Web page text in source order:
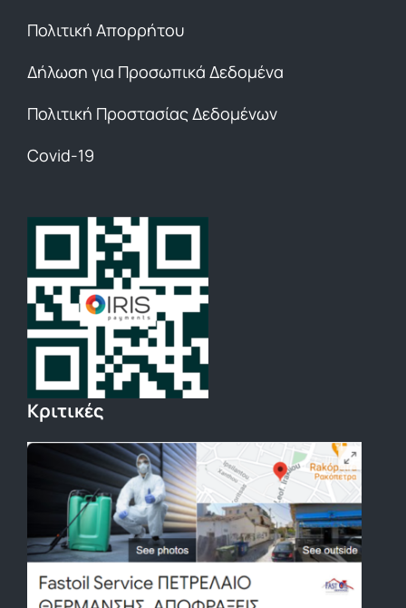
Πολιτική Απορρήτου
Δήλωση για Προσωπικά Δεδομένα
Πολιτική Προστασίας Δεδομένων
Covid-19
Κριτικές